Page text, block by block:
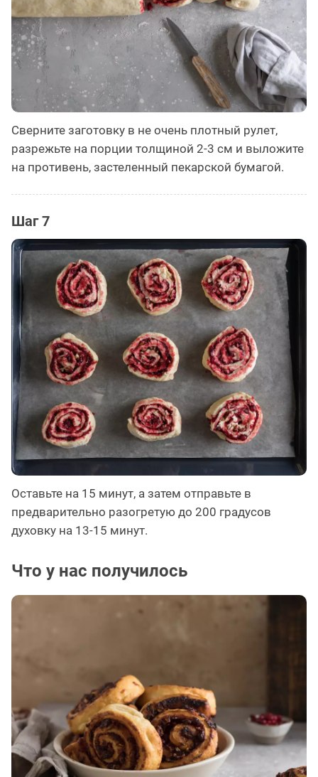
Сверните заготовку в не очень плотный рулет,
разрежьте на порции толщиной 2-3 см и выложите
на противень, застеленный пекарской бумагой.
Шаг 7
Оставьте на 15 минут, а затем отправьте в
предварительно разогретую до 200 градусов
духовку на 13-15 минут.
Что у нас получилось